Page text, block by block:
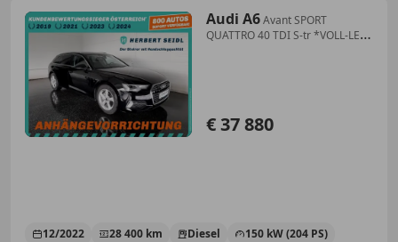
Audi A6Avant SPORT
QUATTRO 40 TDI S-tr *VOLL-LED
€ 37 880
12/2022 28 400 km Diesel
150 kW (204 PS)